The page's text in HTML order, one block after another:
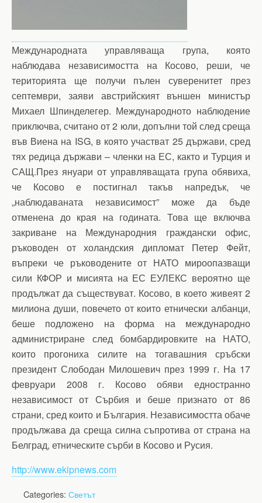
Международната управляваща група, която
наблюдава независимостта на Косово, реши, че
територията ще получи пълен суверенитет през
септември, заяви австрийският външен министър
Михаел Шпинделегер. Международното наблюдение
приключва, считано от 2 юли, допълни той след среща
във Виена на ISG, в която участват 25 държави, сред
тях редица държави – членки на ЕС, както и Турция и
САЩ.През януари от управляващата група обявиха,
че Косово е постигнал такъв напредък, че
„наблюдаваната независимост” може да бъде
отменена до края на годината. Това ще включва
закриване на Международния граждански офис,
ръководен от холандския дипломат Петер Фейт,
въпреки че ръководените от НАТО мироопазващи
сили КФОР и мисията на ЕС ЕУЛЕКС вероятно ще
продължат да съществуват. Косово, в което живеят 2
милиона души, повечето от които етнически албанци,
беше подложено на форма на международно
администриране след бомбардировките на НАТО,
които прогониха силите на тогавашния сръбски
президент Слободан Милошевич през 1999 г. На 17
февруари 2008 г. Косово обяви едностранно
независимост от Сърбия и беше признато от 86
страни, сред които и България. Независимостта обаче
продължава да среща силна съпротива от страна на
Белград, етническите сърби в Косово и Русия.
http://www.ekipnews.com
Categories: Светът